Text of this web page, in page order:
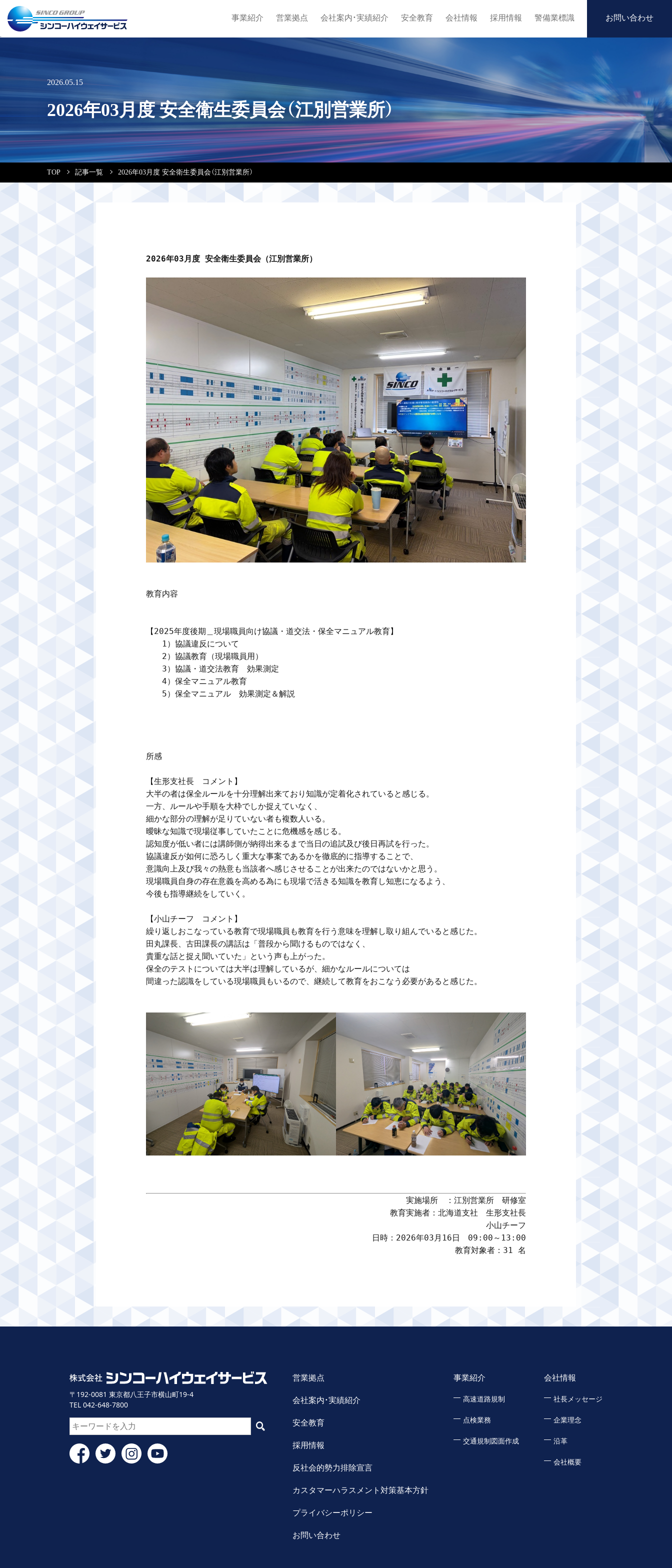
事業紹介 営業拠点 会社案内・実績紹介 安全教育 会社情報 採用情報 警備業標識 お問い合わせ
2026.05.15
2026年03月度 安全衛生委員会（江別営業所）
TOP 記事一覧 2026年03月度 安全衛生委員会（江別営業所）
2026年03月度 安全衛生委員会（江別営業所）
教育内容
【2025年度後期＿現場職員向け協議・道交法・保全マニュアル教育】
1）協議違反について
2）協議教育（現場職員用）
3）協議・道交法教育　効果測定
4）保全マニュアル教育
5）保全マニュアル　効果測定＆解説
所感
【生形支社長　コメント】
大半の者は保全ルールを十分理解出来ており知識が定着化されていると感じる。
一方、ルールや手順を大枠でしか捉えていなく、
細かな部分の理解が足りていない者も複数人いる。
曖昧な知識で現場従事していたことに危機感を感じる。
認知度が低い者には講師側が納得出来るまで当日の追試及び後日再試を行った。
協議違反が如何に恐ろしく重大な事案であるかを徹底的に指導することで、
意識向上及び我々の熱意も当該者へ感じさせることが出来たのではないかと思う。
現場職員自身の存在意義を高める為にも現場で活きる知識を教育し知恵になるよう、
今後も指導継続をしていく。
【小山チーフ　コメント】
繰り返しおこなっている教育で現場職員も教育を行う意味を理解し取り組んでいると感じた。
田丸課長、古田課長の講話は「普段から聞けるものではなく、
貴重な話と捉え聞いていた」という声も上がった。
保全のテストについては大半は理解しているが、細かなルールについては
間違った認識をしている現場職員もいるので、継続して教育をおこなう必要があると感じた。​​​​​
実施場所　：江別営業所　研修室
教育実施者：北海道支社　生形支社長
小山チーフ
日時：2026年03月16日　09:00～13:00
教育対象者：31 名
〒192-0081 東京都八王子市横山町19-4
TEL 042-648-7800
営業拠点
会社案内・実績紹介
安全教育
採用情報
反社会的勢力排除宣言
カスタマーハラスメント対策基本方針
プライバシーポリシー
お問い合わせ
事業紹介
高速道路規制
点検業務
交通規制図面作成
会社情報
社長メッセージ
企業理念
沿革
会社概要